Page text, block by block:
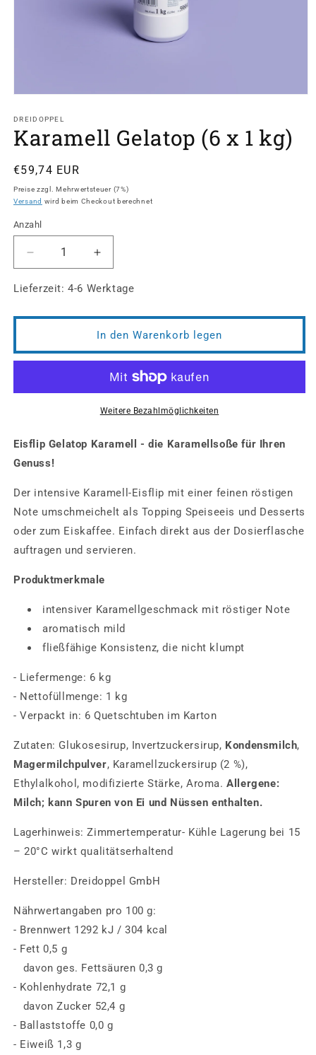
in
Modal
öffnen
DREIDOPPEL
Karamell Gelatop (6 x 1 kg)
Normaler
Preis
€59,74 EUR
Preise zzgl. Mehrwertsteuer (7%)
Versand wird beim Checkout berechnet
Anzahl
Verringere
die
Menge
Karamell
(6
x
kg)
Erhöhe
die
Menge
Karamell
Gelatop
(6
x
kg)
Lieferzeit: 4-6 Werktage
In den Warenkorb legen
Weitere Bezahlmöglichkeiten
Eisflip Gelatop Karamell - die Karamellsoße für Ihren
Genuss!
Der intensive Karamell-Eisflip mit einer feinen röstigen
Note umschmeichelt als Topping Speiseeis und Desserts
oder zum Eiskaffee. Einfach direkt aus der Dosierflasche
auftragen und servieren.
Produktmerkmale
intensiver Karamellgeschmack mit röstiger Note
aromatisch mild
fließfähige Konsistenz, die nicht klumpt
- Liefermenge: 6 kg
- Nettofüllmenge: 1 kg
- Verpackt in: 6 Quetschtuben im Karton
Zutaten: Glukosesirup, Invertzuckersirup, Kondensmilch,
Magermilchpulver, Karamellzuckersirup (2 %),
Ethylalkohol, modifizierte Stärke, Aroma.Allergene:
Milch; kann Spuren von Ei und Nüssen enthalten.
Lagerhinweis: Zimmertemperatur- Kühle Lagerung bei 15
– 20°C wirkt qualitätserhaltend
Hersteller: Dreidoppel GmbH
Nährwertangaben pro 100 g:
- Brennwert 1292 kJ / 304 kcal
- Fett 0,5 g
davon ges. Fettsäuren 0,3 g
- Kohlenhydrate 72,1 g
davon Zucker 52,4 g
- Ballaststoffe 0,0 g
- Eiweiß 1,3 g